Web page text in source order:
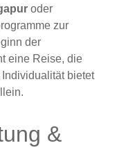
oder
zur
der
eine Reise, die
bietet
&